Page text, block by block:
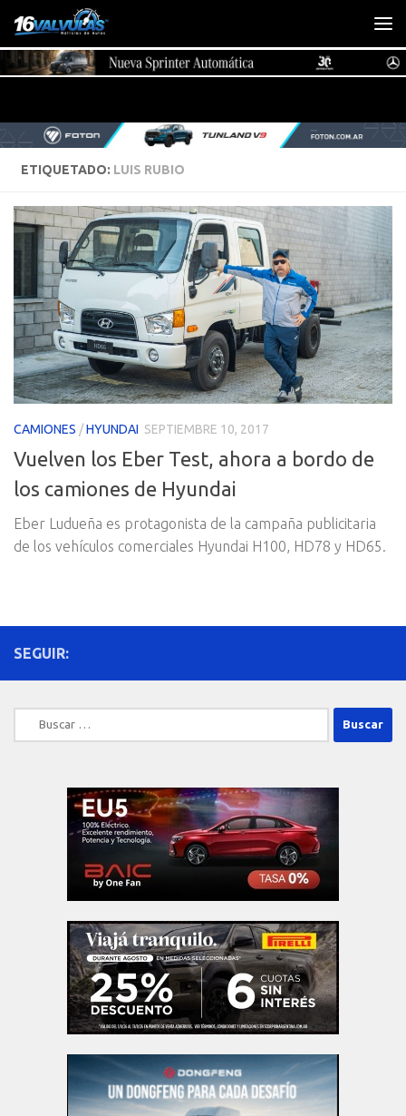
Saltar al contenido
ETIQUETADO: LUIS RUBIO
CAMIONES /HYUNDAI SEPTIEMBRE 10, 2017
Vuelven los Eber Test, ahora a bordo de
los camiones de Hyundai
Eber Ludueña es protagonista de la campaña publicitaria
de los vehículos comerciales Hyundai H100, HD78 y HD65.
SEGUIR:
Buscar: